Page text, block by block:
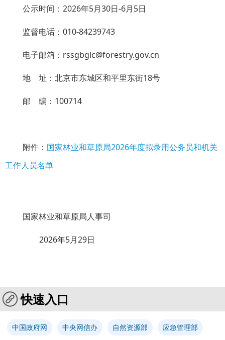
公示时间：2026年5月30日-6月5日
监督电话：010-84239743
电子邮箱：rssgbglc@forestry.gov.cn
地 址：北京市东城区和平里东街18号
邮 编：100714
附件： 国家林业和草原局2026年度拟录用公务员和机关
工作人员名单
国家林业和草原局人事司
2026年5月29日
快速入口
中国政府网 中央网信办 自然资源部 应急管理部